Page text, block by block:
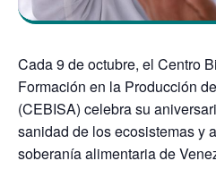
Cada 9 de octubre, el Centro
Formación en la Producción
(CEBISA) celebra su
sanidad de los ecosistemas y
soberanía alimentaria de